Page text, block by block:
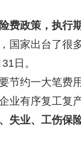
费政策，执行
国家出台了很
日。
节约一大笔费
业有序复工复
失业、工伤保